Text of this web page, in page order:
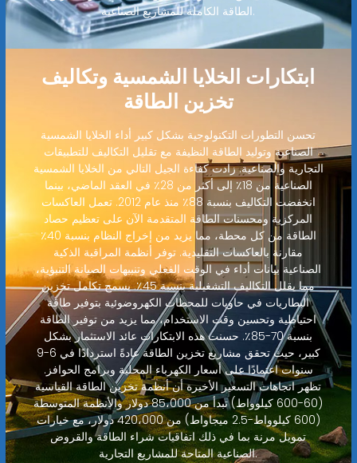
الطاقة الكاملة للمشاريع الصناعية.
ابتكارات الخلايا الشمسية وتكاليف
تخزين الطاقة
تحسن التطورات التكنولوجية بشكل كبير أداء الخلايا الشمسية
الصناعية وتوليد الطاقة النظيفة مع تقليل التكاليف للتطبيقات
التجارية والصناعية. زادت كفاءة الجيل التالي من الخلايا الشمسية
الصناعية من 18٪ إلى أكثر من 28٪ في العقد الماضي، بينما
انخفضت التكاليف بنسبة 88٪ منذ عام 2012. تعمل العاكسات
المركزية ومحسنات الطاقة المتقدمة الآن على تعظيم حصاد
الطاقة من كل محطة، مما يزيد من إخراج النظام بنسبة 40٪
مقارنة بالعاكسات التقليدية. توفر أنظمة المراقبة الذكية
الصناعية بيانات أداء في الوقت الفعلي وتنبيهات الصيانة التنبؤية،
مما يقلل التكاليف التشغيلية بنسبة 45٪. يسمح تكامل تخزين
البطاريات في حاويات للمحطات الكهروضوئية بتوفير طاقة
احتياطية وتحسين وقت الاستخدام، مما يزيد من توفير الطاقة
بنسبة 70-85٪. حسنت هذه الابتكارات عائد الاستثمار بشكل
كبير، حيث تحقق مشاريع تخزين الطاقة عادةً استردادًا في 6-9
سنوات اعتمادًا على أسعار الكهرباء المحلية وبرامج الحوافز.
تظهر اتجاهات التسعير الأخيرة أن أنظمة تخزين الطاقة القياسية
(60-600 كيلوواط) تبدأ من 85،000 دولار والأنظمة المتوسطة
(600 كيلوواط-2.5 ميجاواط) من 420،000 دولار، مع خيارات
تمويل مرنة بما في ذلك اتفاقيات شراء الطاقة والقروض
الصناعية المتاحة للمشاريع التجارية.